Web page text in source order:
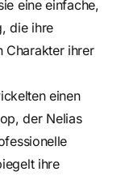
eine einfache,
die ihre
Charakter ihrer
einen
der Nelias
ihre